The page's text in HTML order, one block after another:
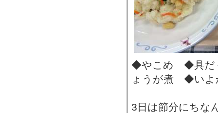
◆やこめ ◆具だ
ょうが煮 ◆い
3日は節分にちな